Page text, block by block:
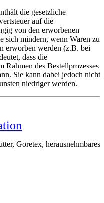
die gesetzliche
auf die
von den erworbenen
sich mindern, wenn Waren zu
erworben werden (z.B. bei
dass die
Rahmen des Bestellprozesses
Sie kann dabei jedoch nicht
niedriger werden.
Goretex, herausnehmbares